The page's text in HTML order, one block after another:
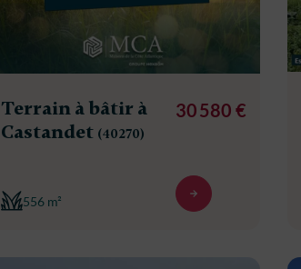
Terrain à bâtir à
Castandet (40270)
556 m²
30 580 €